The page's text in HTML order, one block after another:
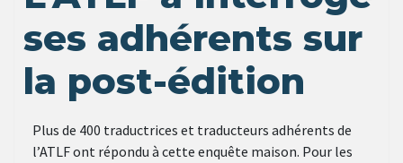
ses adhérents sur
la post-édition
Plus de 400 traductrices et traducteurs adhérents de
l’ATLF ont répondu à cette enquête maison. Pour les